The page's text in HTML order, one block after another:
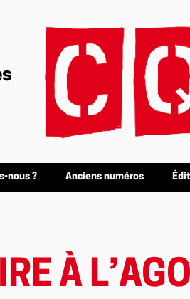
nous ? Anciens numéros
À